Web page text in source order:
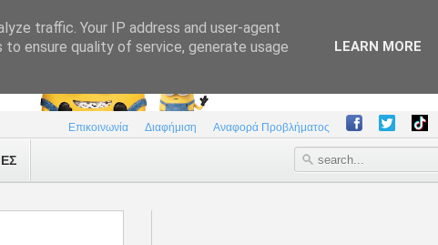
Επικοινωνία Διαφήμιση Αναφορά Προβλήματος
traffic. Your IP address and user-agent
ensure quality of service, generate usage
LEARN MORE